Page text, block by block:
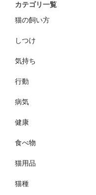
カテゴリ一覧
猫の飼い方
しつけ
気持ち
行動
病気
健康
食べ物
猫用品
猫種